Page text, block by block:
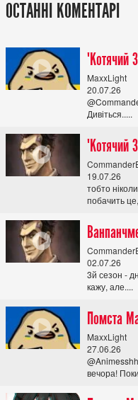
ОСТАННІ КОМЕНТАРІ
MaxxLight
20.07.26
Дивіться.....
19.07.26
тобто
побачить
02.07.26
3й сезон -
кажу, але....
MaxxLight
27.06.26
вечора!